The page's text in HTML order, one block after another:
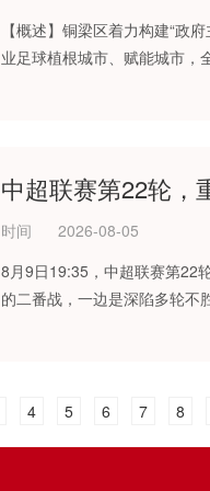
【概述】铜梁区着力构建“政
业足球植根城市、赋能城市，
中超联赛第22轮，
时间
2026-08-05
8月9日19:35，中超联赛第22
的二番战，一边是深陷多轮不
4 5 6 7 8